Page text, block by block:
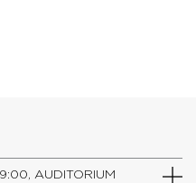
AUDITORIUM